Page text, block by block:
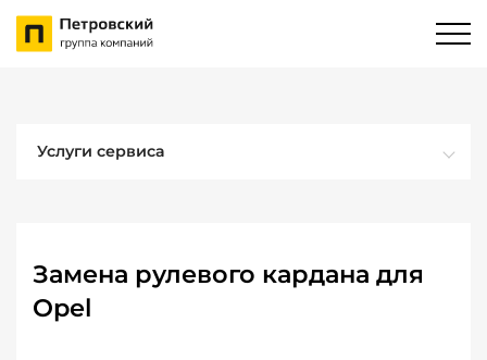
Услуги сервиса
Замена рулевого кардана для
Opel